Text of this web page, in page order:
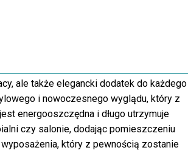
ale także elegancki dodatek do każdego
i nowoczesnego wyglądu, który z
energooszczędna i długo utrzymuje
czy salonie, dodając pomieszczeniu
który z pewnością zostanie